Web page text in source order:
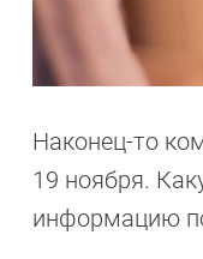
Наконец-то
19 ноября.
информацию